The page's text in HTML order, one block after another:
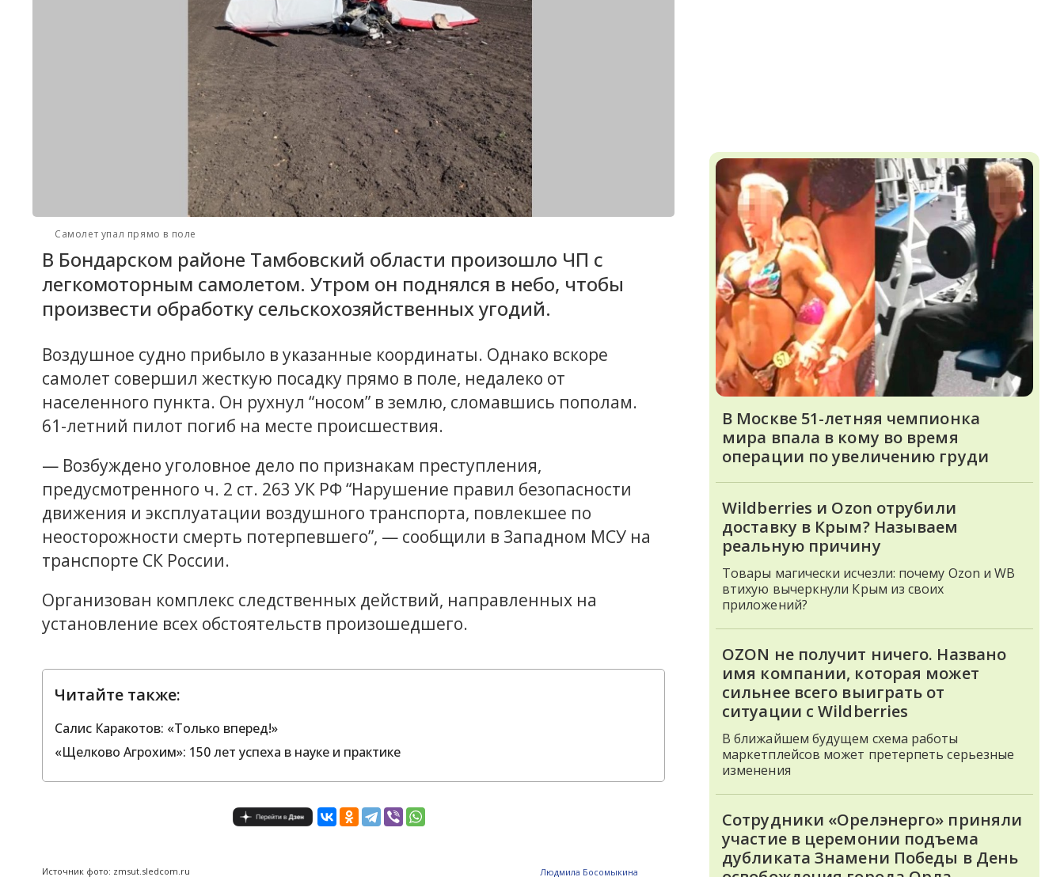
Самолет упал прямо в поле
В Бондарском районе Тамбовский области произошло ЧП с
легкомоторным самолетом. Утром он поднялся в небо, чтобы
произвести обработку сельскохозяйственных угодий.
Воздушное судно прибыло в указанные координаты. Однако вскоре
самолет совершил жесткую посадку прямо в поле, недалеко от
населенного пункта. Он рухнул “носом” в землю, сломавшись пополам.
61-летний пилот погиб на месте происшествия.
— Возбуждено уголовное дело по признакам преступления,
предусмотренного ч. 2 ст. 263 УК РФ “Нарушение правил безопасности
движения и эксплуатации воздушного транспорта, повлекшее по
неосторожности смерть потерпевшего”, — сообщили в Западном МСУ на
транспорте СК России.
Организован комплекс следственных действий, направленных на
установление всех обстоятельств произошедшего.
Читайте также:
Салис Каракотов: «Только вперед!»
«Щелково Агрохим»: 150 лет успеха в науке и практике
Источник фото: zmsut.sledcom.ru Людмила Босомыкина
В Москве 51-летняя чемпионка
мира впала в кому во время
операции по увеличению груди
Wildberries и Ozon отрубили
доставку в Крым? Называем
реальную причину
Товары магически исчезли: почему Ozon и WB
втихую вычеркнули Крым из своих
приложений?
OZON не получит ничего. Названо
имя компании, которая может
сильнее всего выиграть от
ситуации с Wildberries
В ближайшем будущем схема работы
маркетплейсов может претерпеть серьезные
изменения
Сотрудники «Орелэнерго» приняли
участие в церемонии подъема
дубликата Знамени Победы в День